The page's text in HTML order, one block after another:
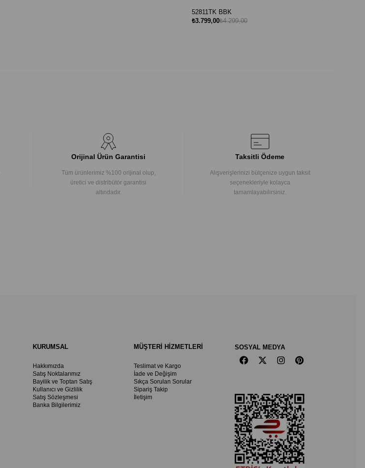
52811TK BBK
₺3.799,00₺4.299,00
Orijinal Ürün Garantisi
Tüm ürünlerimiz %100 orijinal olup,
üretici ve distribütör garantisi
altındadır.
Taksitli Ödeme
Alışverişlerinizi bütçenize uygun taksit
seçenekleriyle kolayca
tamamlayabilirsiniz.
KURUMSAL
Hakkımızda
Satış Noktalarımız
Bayilik ve Toptan Satış
Kullanıcı ve Gizlilik
Satış Sözleşmesi
Banka Bilgilerimiz
MÜŞTERİ HİZMETLERİ
Teslimat ve Kargo
İade ve Değişim
Sıkça Sorulan Sorular
Sipariş Takip
İletişim
SOSYAL MEDYA